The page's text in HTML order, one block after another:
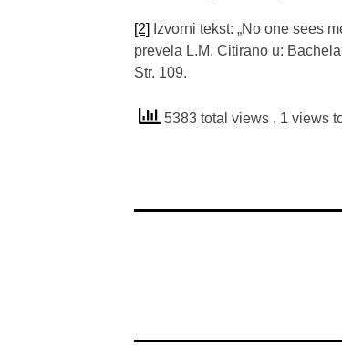
[2]
Izvorni tekst: „No one sees
prevela L.M. Citirano u:
Str. 109.
5383 total views , 1 views